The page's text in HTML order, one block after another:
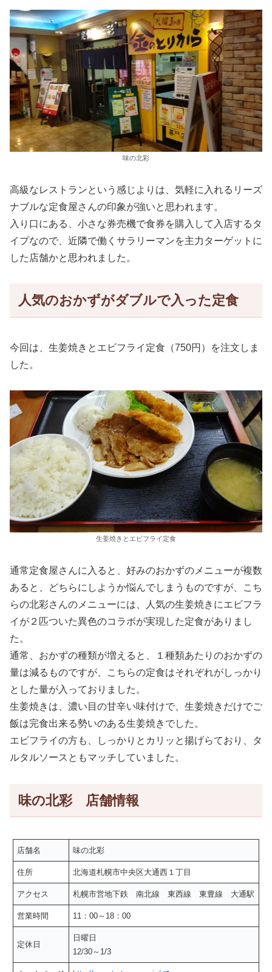
味の北彩
高級なレストランという感じよりは、気軽に入れるリーズ
ナブルな定食屋さんの印象が強いと思われます。
入り口にある、小さな券売機で食券を購入して入店するタ
イプなので、近隣で働くサラリーマンを主力ターゲットに
した店舗かと思われました。
人気のおかずがダブルで入った定食
今回は、生姜焼きとエビフライ定食（750円）を注文しま
した。
生姜焼きとエビフライ定食
通常定食屋さんに入ると、好みのおかずのメニューが複数
あると、どちらにしようか悩んでしまうものですが、こち
らの北彩さんのメニューには、人気の生姜焼きにエビフラ
イが２匹ついた異色のコラボが実現した定食がありまし
た。
通常、おかずの種類が増えると、１種類あたりのおかずの
量は減るものですが、こちらの定食はそれぞれがしっかり
とした量が入っておりました。
生姜焼きは、濃い目の甘辛い味付けで、生姜焼きだけでご
飯は完食出来る勢いのある生姜焼きでした。
エビフライの方も、しっかりとカリッと揚げらており、タ
ルタルソースともマッチしていました。
味の北彩 店舗情報
店舗名 味の北彩
住所 北海道札幌市中央区大通西１丁目
アクセス 札幌市営地下鉄 南北線 東西線 東豊線 大通駅
営業時間 11：00～18：00
定休日
日曜日
12/30～1/3